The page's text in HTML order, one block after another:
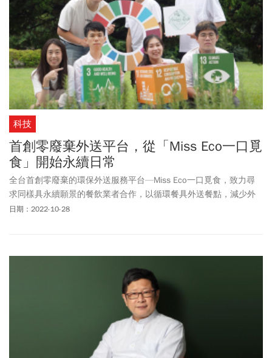
科技
首創零廢棄外送平台，從「Miss Eco一口覓
食」開始永續日常
全台首創零廢棄的環保外送服務平台—Miss Eco一口覓食，致力尋
求同樣具永續願景的餐飲業者合作，以循環餐具外送餐點，減少外
送製造的大量一次性垃圾。共同創辦人洪和晴、陳妍廷竟於學生時
日期：2022-10-28